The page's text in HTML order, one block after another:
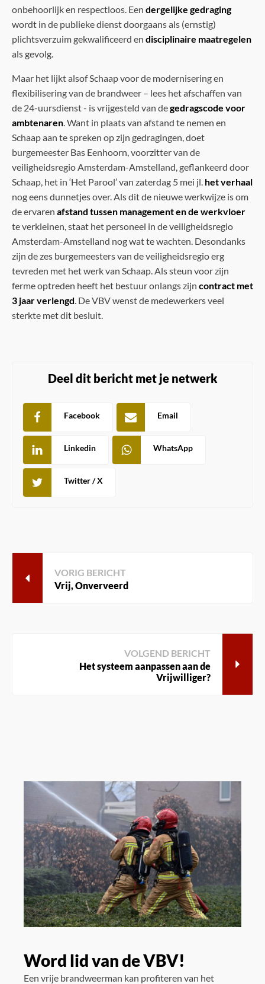
onbehoorlijk en respectloos. Een dergelijke gedraging
wordt in de publieke dienst doorgaans als (ernstig)
plichtsverzuim gekwalificeerd en disciplinaire maatregelen
als gevolg.
Maar het lijkt alsof Schaap voor de modernisering en
flexibilisering van de brandweer – lees het afschaffen van
de 24-uursdienst - is vrijgesteld van degedragscode voor
ambtenaren. Want in plaats van afstand te nemen en
Schaap aan te spreken op zijn gedragingen, doet
burgemeester Bas Eenhoorn, voorzitter van de
veiligheidsregio Amsterdam-Amstelland, geflankeerd door
Schaap, het in ‘Het Parool’ van zaterdag 5 mei jl. het verhaal
nog eens dunnetjes over. Als dit de nieuwe werkwijze is om
de ervaren afstand tussen management en de werkvloer
te verkleinen, staat het personeel in de veiligheidsregio
Amsterdam-Amstelland nog wat te wachten. Desondanks
zijn de zes burgemeesters van de veiligheidsregio erg
tevreden met het werk van Schaap. Als steun voor zijn
ferme optreden heeft het bestuur onlangs zijn contract met
3 jaar verlengd. De VBV wenst de medewerkers veel
sterkte met dit besluit.
Deel dit bericht met je netwerk
Twitter / X
Facebook Email
Linkedin WhatsApp
VORIG BERICHT
Vrij, Onverveerd
VOLGEND BERICHT
Het systeem aanpassen aan de
Vrijwilliger?
Word lid van de VBV!
Een vrije brandweerman kan profiteren van het